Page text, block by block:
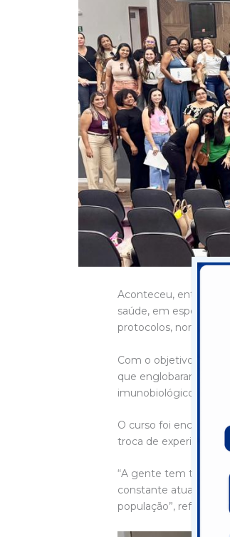
Aconteceu, entre os
saúde, em especial
protocolos, normas e
Com o objetivo de
que englobaram
imunobiológicos,
O curso foi encerrado
troca de experiências.
“A gente tem
constante
população”, reforçou